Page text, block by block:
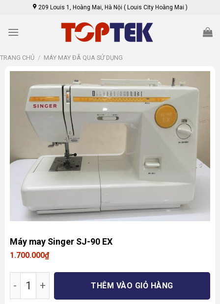
content
209 Louis 1, Hoàng Mai, Hà Nội ( Louis City Hoàng Mai )
TRANG CHỦ / MÁY MAY ĐÃ QUA SỬ DỤNG
Máy may Singer SJ-90 EX
1.700.000₫
Máy may Singer SJ-90 EX số lượng
THÊM VÀO GIỎ HÀNG